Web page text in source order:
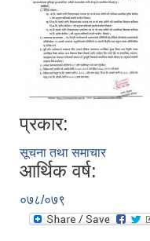
प्रकार:
सूचना तथा समाचार
आर्थिक वर्ष:
०७८/०७९